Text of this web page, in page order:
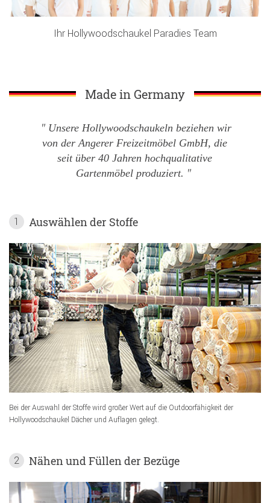
Ihr Hollywoodschaukel Paradies Team
Made in Germany
Unsere Hollywoodschaukeln beziehen wir
von der Angerer Freizeitmöbel GmbH, die
seit über 40 Jahren hochqualitative
Gartenmöbel produziert.
1 Auswählen der Stoffe
Bei der Auswahl der Stoffe wird großer Wert auf die Outdoorfähigkeit der
Hollywoodschaukel Dächer und Auflagen gelegt.
2 Nähen und Füllen der Bezüge